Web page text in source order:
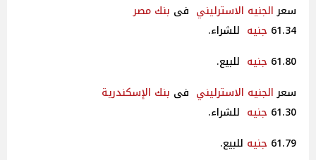
سعرالجنيه الاسترليني فى بنك مصر
61.34 جنيه للشراء.
61.80 جنيه للبيع.
سعرالجنيه الاسترليني فى بنك الإسكندرية
61.30 جنيه للشراء.
61.79 جنيه للبيع.